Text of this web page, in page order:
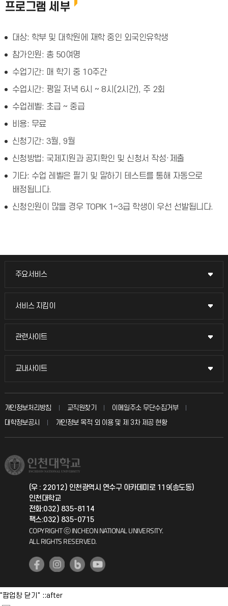
프로그램 세부
대상: 학부 및 대학원에 재학 중인 외국인유학생
참가인원: 총 50여명
수업기간: 매 학기 중 10주간
수업시간: 평일 저녁 6시 ~ 8시(2시간), 주 2회
수업레벨: 초급 ~ 중급
비용: 무료
신청기간: 3월, 9월
신청방법: 국제지원과 공지확인 및 신청서 작성·제출
기타: 수업 레벨은 필기 및 말하기 테스트를 통해 자동으로
배정됩니다.
신청인원이 많을 경우 TOPIK 1~3급 학생이 우선 선발됩니다.
주요서비스
주요서비스
교무회의방송
입학안내
취업정보(학생)
서비스 지킴이
서비스 지킴이
묻고 답하기
칭찬마당
학생서비스 지킴이
관련사이트
관련사이트
국방헬프콜
총동문회
교내사이트
교내사이트
교수회
교육혁신본부
국제지원과
공자아카데미
기초교육원
개인정보처리방침 교직원찾기
이메일주소 무단수집거부
대학정보공시
개인정보 목적 외 이용 및 제 3차 제공 현황
(우 : 22012) 인천광역시 연수구 아카데미로 119(송도동)
인천대학교
전화:032) 835-8114
팩스:032) 835-0715
COPYRIGHT ⓒ INCHEON NATIONAL UNIVERSITY.
ALL RIGHTS RESERVED.
"팝업창 닫기" ::after